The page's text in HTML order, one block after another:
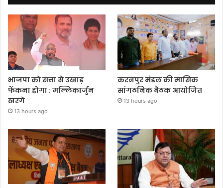
भाजपा को सत्ता से उखाड़
फेंकना होगा : मल्लिकार्जुन
खरगे
13 hours ago
करनपुर मंडल की मासिक
सांगठनिक बैठक आयोजित
13 hours ago